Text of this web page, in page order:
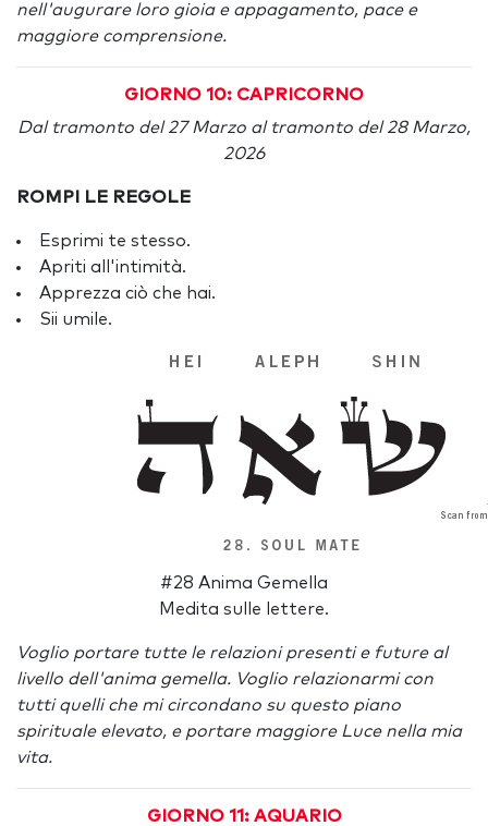
nell'augurare loro gioia e appagamento, pace e
maggiore comprensione.
GIORNO 10: CAPRICORNO
Dal tramonto del 27 Marzo al tramonto del 28 Marzo,
2026
ROMPI LE REGOLE
Esprimi te stesso.
Apriti all'intimità.
Apprezza ciò che hai.
Sii umile.
#28 Anima Gemella
Medita sulle lettere.
Voglio portare tutte le relazioni presenti e future al
livello dell'anima gemella. Voglio relazionarmi con
tutti quelli che mi circondano su questo piano
spirituale elevato, e portare maggiore Luce nella mia
vita.
GIORNO 11: AQUARIO